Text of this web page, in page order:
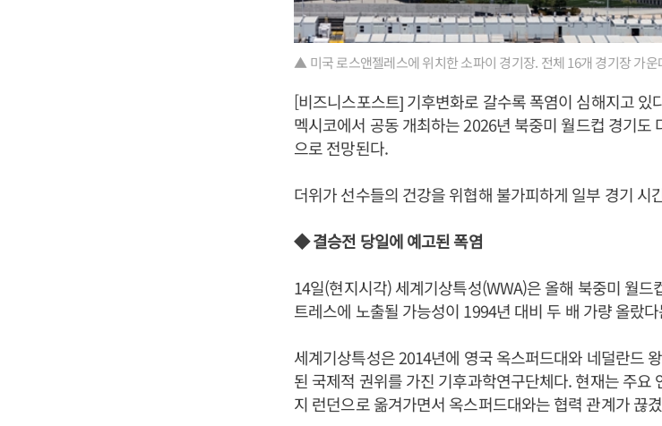
▲ 미국 로스앤젤레스에 위치한 소파이 경기장. 전체 16개 경기장 가
[비즈니스포스트] 기후변화로 갈수록 폭염이 심해지고 있
멕시코에서 공동 개최하는 2026년 북중미 월드컵 경기도
으로 전망된다.
더위가 선수들의 건강을 위협해 불가피하게 일부 경기 시
◆ 결승전 당일에 예고된 폭염
14일(현지시각) 세계기상특성(WWA)은 올해 북중미 월
트레스에 노출될 가능성이 1994년 대비 두 배 가량 올랐
세계기상특성은 2014년에 영국 옥스퍼드대와 네덜란드
된 국제적 권위를 가진 기후과학연구단체다. 현재는 주요
지 런던으로 옮겨가면서 옥스퍼드대와는 협력 관계가 끊